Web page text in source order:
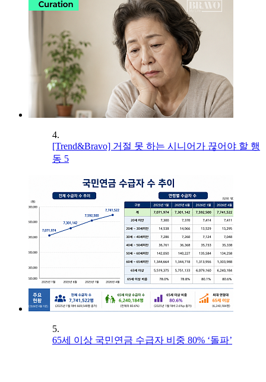
4.
[Trend&Bravo] 거절 못 하는 시니어가 끊어야 할 행
동 5
5.
65세 이상 국민연금 수급자 비중 80% ‘돌파’